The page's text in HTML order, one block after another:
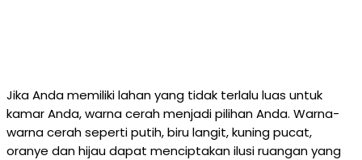
Jika Anda memiliki lahan yang tidak terlalu luas untuk
kamar Anda, warna cerah menjadi pilihan Anda. Warna-
warna cerah seperti putih, biru langit, kuning pucat,
oranye dan hijau dapat menciptakan ilusi ruangan yang